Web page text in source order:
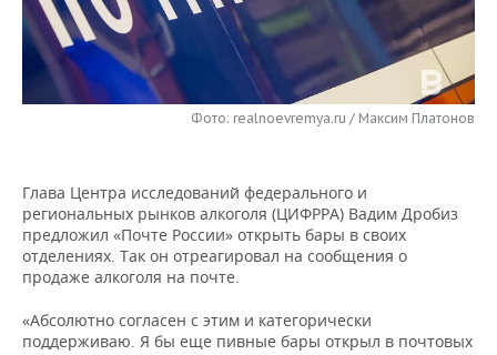
НЕФТЕХИМИЯ
НЕФТЬ
ОПК
РОЗНИЧНАЯ ТОРГОВЛЯ
ТРАНСПОРТ
НОВОСТИ ТЕХНОЛОГИЙ
ТЕЛЕКОММУНИКАЦИИ
МЕРОПРИЯТИЯ
НОВОСТИ МЕРОПРИЯТИЙ
БИЗНЕС-БРАНЧИ
ONLINE-КОНФЕРЕНЦИИ
СПОРТ
ФУТБОЛ
ХОККЕЙ
ВОЛЕЙБОЛ
НОВОСТИ ОБЩЕСТВА
ВЛАСТЬ
ИСТОРИЯ
ФОТОГАЛЕРЕЯ
СЮЖЕТЫ
СПИСОК ПЕРСОН
ПОЛНАЯ ВЕРСИЯ
Фото: realnoevremya.ru / Максим Платонов
Глава Центра исследований федерального и
региональных рынков алкоголя (ЦИФРРА) Вадим Дробиз
предложил «Почте России» открыть бары в своих
отделениях. Так он отреагировал на сообщения о
продаже алкоголя на почте.
«Абсолютно согласен с этим и категорически
поддерживаю. Я бы еще пивные бары открыл в почтовых